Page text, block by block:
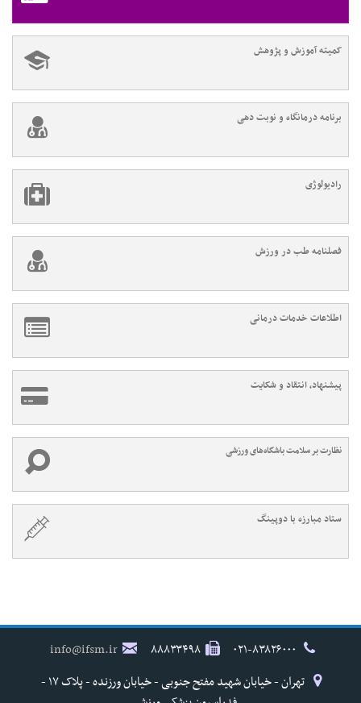
کمیته آموزش و پژوهش
برنامه درمانگاه و نوبت دهی
رادیولوژی
فصلنامه طب در ورزش
اطلاعات خدمات درمانی
پیشنهاد، انتقاد و شکایت
نظارت بر سلامت باشگاه‌های ورزشی
ستاد مبارزه با دوپینگ
۸۸۸۳۳۴۹۸
info@ifsm.ir
تهران - خیابان شهید مفتح جنوبی - خیابان ورزنده - پلاک ۱۷ -